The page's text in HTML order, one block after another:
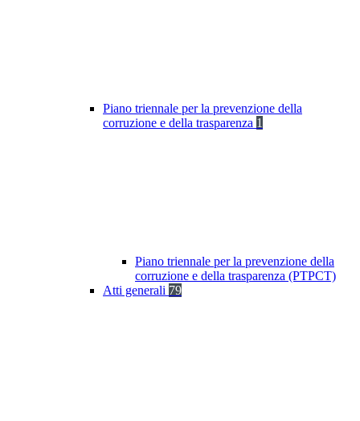
Piano triennale per la prevenzione della
corruzione e della trasparenza 1
Piano triennale per la prevenzione della
corruzione e della trasparenza (PTPCT)
Atti generali 79